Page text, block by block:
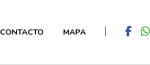
CONTACTO MAPA